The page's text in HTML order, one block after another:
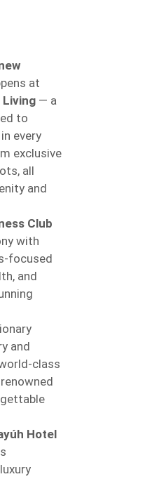
at
Living — a
to
every
exclusive
all
and
Club
with
focused
and
and
class
Hotel